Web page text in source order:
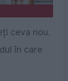
ceva nou.
în care